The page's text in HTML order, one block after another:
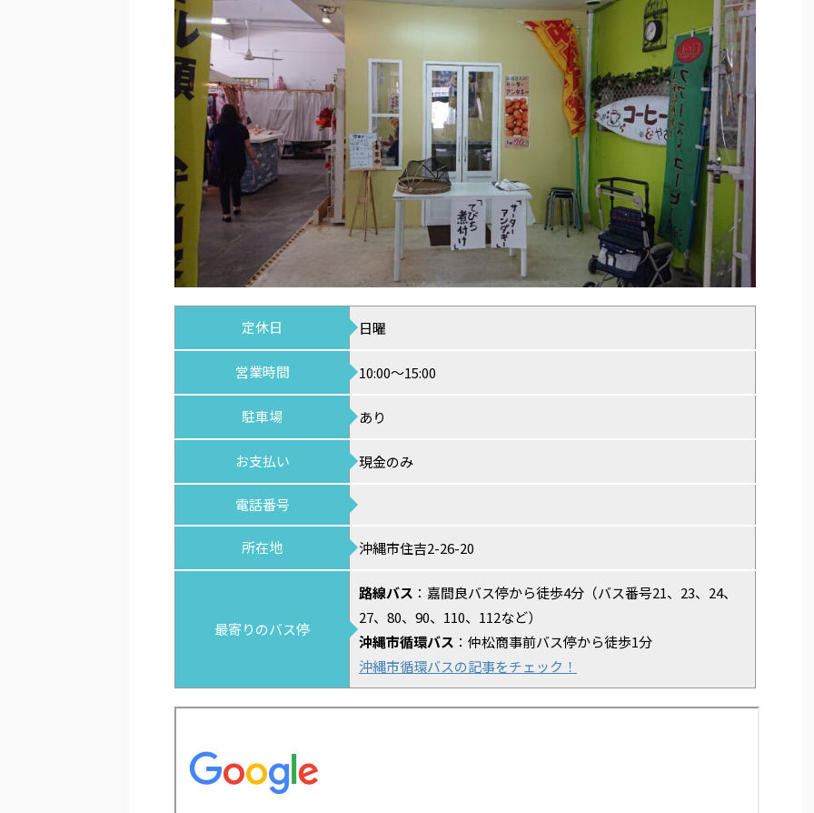
定休日 日曜
営業時間 10:00～15:00
駐車場 あり
お支払い 現金のみ
電話番号
所在地 沖縄市住吉2-26-20
最寄りのバス停
路線バス ：嘉間良バス停から徒歩4分（バス番号21、23、24、
27、80、90、110、112など）
沖縄市循環バス ：仲松商事前バス停から徒歩1分
沖縄市循環バスの記事をチェック！